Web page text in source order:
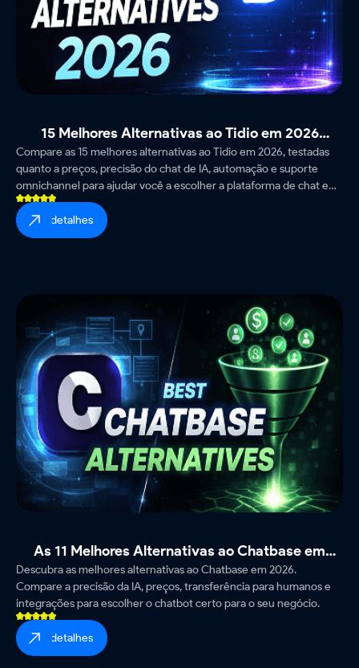
15 Melhores Alternativas ao Tidio em 2026
(Testadas e Comparadas)
Compare as 15 melhores alternativas ao Tidio em 2026, testadas
quanto a preços, precisão do chat de IA, automação e suporte
omnichannel para ajudar você a escolher a plataforma de chat e
helpdesk certa.
ver detalhes
As 11 Melhores Alternativas ao Chatbase em
2026 (Testadas e Comparadas)
Descubra as melhores alternativas ao Chatbase em 2026.
Compare a precisão da IA, preços, transferência para humanos e
integrações para escolher o chatbot certo para o seu negócio.
ver detalhes